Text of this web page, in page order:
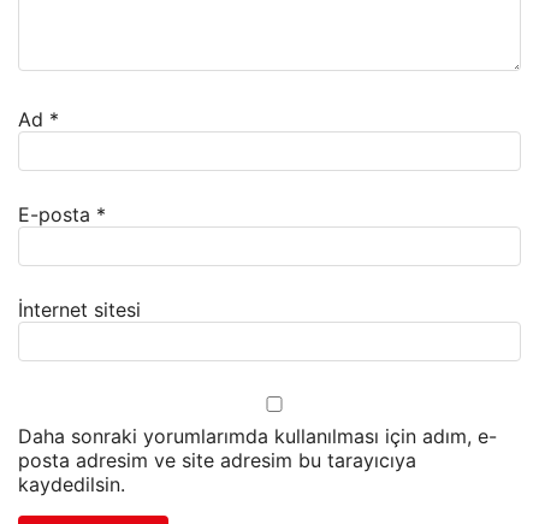
Ad *
E-posta *
İnternet sitesi
Daha sonraki yorumlarımda kullanılması için adım, e-
posta adresim ve site adresim bu tarayıcıya
kaydedilsin.